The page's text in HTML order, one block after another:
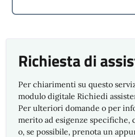
Richiesta di
Per chiarimenti su questo
modulo digitale Richiedi
Per ulteriori domande o per
merito ad esigenze specifiche,
o, se possibile, prenota un